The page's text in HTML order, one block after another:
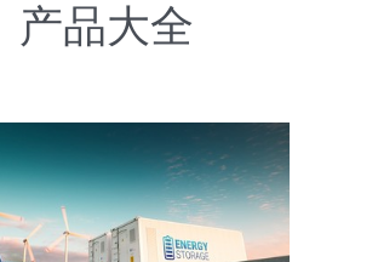
产品大全